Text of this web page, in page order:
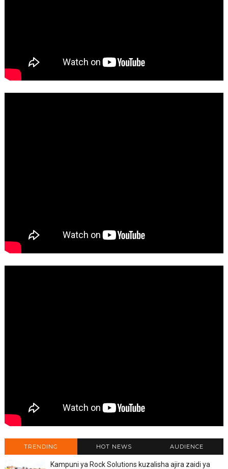
TRENDING HOT NEWS AUDIENCE
Kampuni ya Rock Solutions kuzalisha ajira zaidi ya